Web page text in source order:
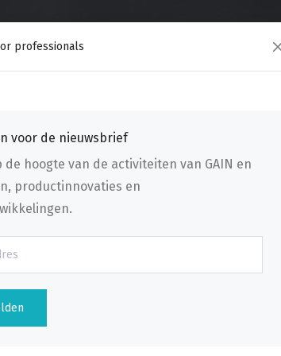
professionals
voor de nieuwsbrief
de hoogte van de activiteiten van GAIN en
productinnovaties en